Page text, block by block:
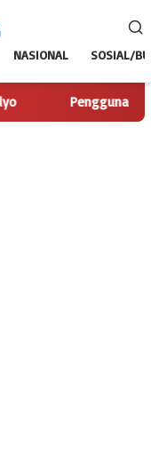
NASIONAL SOSIAL/
Pengguna Jalan